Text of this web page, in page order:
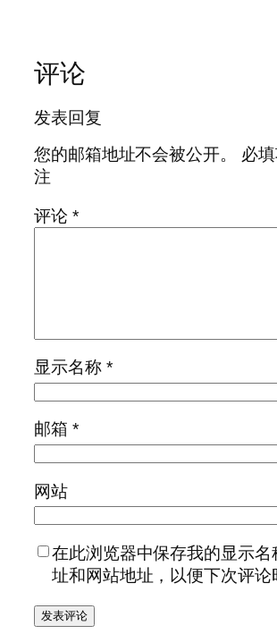
评论
发表回复
您的邮箱地址不会被公开。
必
注
评论 *
显示名称 *
邮箱 *
网站
在此浏览器中保存我的显示名
址和网站地址，以便下次评论